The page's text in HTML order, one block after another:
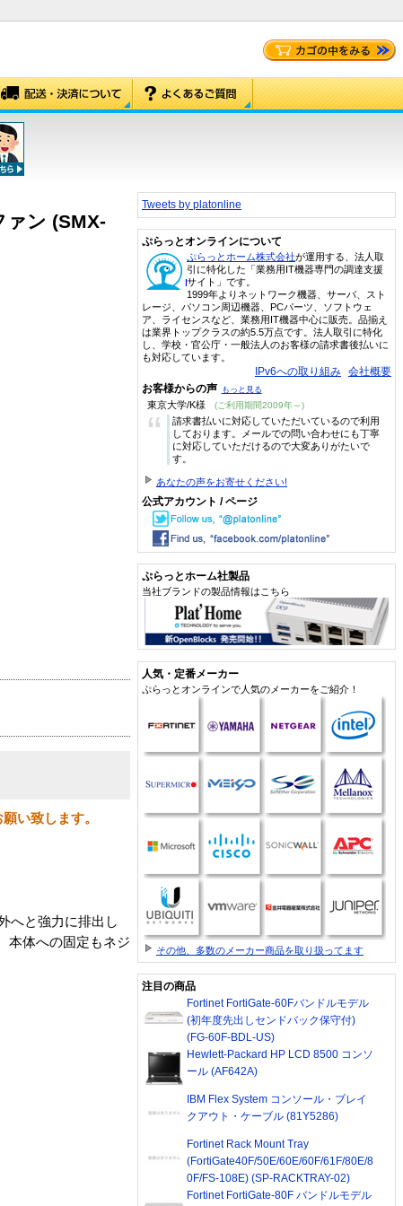
ァン (SMX-
い致します。
へと強力に排出し
本体への固定もネジ
Tweets by platonline
ぷらっとオンラインについて
ぷらっとホーム株式会社が運用する、法人取
引に特化した「業務用IT機器専門の調達支援
サイト」です。
1999年よりネットワーク機器、サーバ、スト
レージ、パソコン周辺機器、PCパーツ、ソフトウェ
ア、ライセンスなど、業務用IT機器中心に販売。品揃え
は業界トップクラスの約5.5万点です。法人取引に特化
し、学校・官公庁・一般法人のお客様の請求書後払いに
も対応しています。
IPv6への取り組み 会社概要
お客様からの声 もっと見る
東京大学/K様 (ご利用期間2009年～)
“
請求書払いに対応していただいているので利用
しております。メールでの問い合わせにも丁寧
に対応していただけるので大変ありがたいで
す。
あなたの声をお寄せください!
公式アカウント / ページ
ぷらっとホーム社製品
当社ブランドの製品情報はこちら
人気・定番メーカー
ぷらっとオンラインで人気のメーカーをご紹介！
その他、多数のメーカー商品を取り扱ってます
注目の商品
Fortinet FortiGate-60Fバンドルモデル
(初年度先出しセンドバック保守付)
(FG-60F-BDL-US)
Hewlett-Packard HP LCD 8500 コンソ
ール (AF642A)
IBM Flex System コンソール・ブレイ
クアウト・ケーブル (81Y5286)
Fortinet Rack Mount Tray
(FortiGate40F/50E/60E/60F/61F/80E/8
0F/FS-108E) (SP-RACKTRAY-02)
Fortinet FortiGate-80F バンドルモデル